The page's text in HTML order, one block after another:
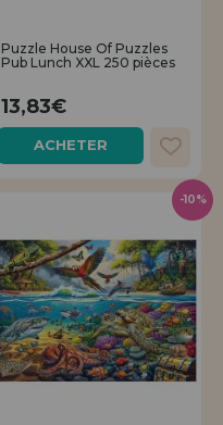
Puzzle House Of Puzzles
Pub Lunch XXL 250 pièces
13,83€
ACHETER
-10%